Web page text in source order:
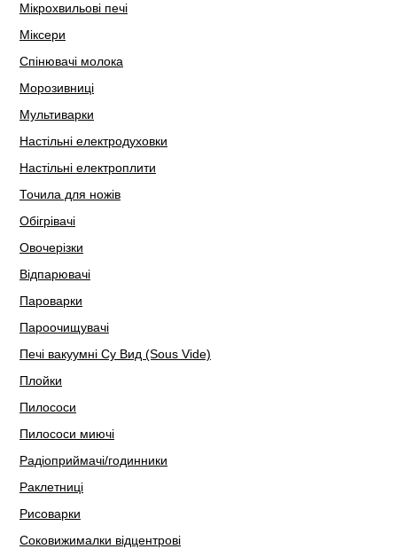
Мікрохвильові печі
Міксери
Спінювачі молока
Морозивниці
Мультиварки
Настільні електродуховки
Настільні електроплити
Точила для ножів
Обігрівачі
Овочерізки
Відпарювачі
Пароварки
Пароочищувачі
Печі вакуумні Су Вид (Sous Vide)
Плойки
Пилососи
Пилососи миючі
Радіоприймачі/годинники
Раклетниці
Рисоварки
Соковижималки відцентрові